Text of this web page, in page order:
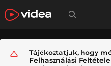
Tájékoztatjuk, hogy
Felhasználási